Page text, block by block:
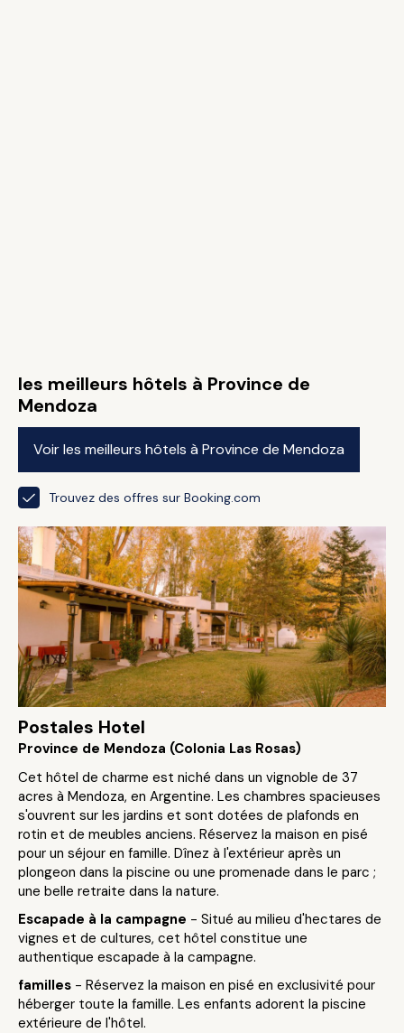
les meilleurs hôtels à Province de
Mendoza
Voir les meilleurs hôtels à Province de Mendoza
Trouvez des offres sur Booking.com
Postales Hotel
Province de Mendoza (Colonia Las Rosas)
Cet hôtel de charme est niché dans un vignoble de 37
acres à Mendoza, en Argentine. Les chambres spacieuses
s'ouvrent sur les jardins et sont dotées de plafonds en
rotin et de meubles anciens. Réservez la maison en pisé
pour un séjour en famille. Dînez à l'extérieur après un
plongeon dans la piscine ou une promenade dans le parc ;
une belle retraite dans la nature.
Escapade à la campagne - Situé au milieu d'hectares de
vignes et de cultures, cet hôtel constitue une
authentique escapade à la campagne.
familles - Réservez la maison en pisé en exclusivité pour
héberger toute la famille. Les enfants adorent la piscine
extérieure de l'hôtel.